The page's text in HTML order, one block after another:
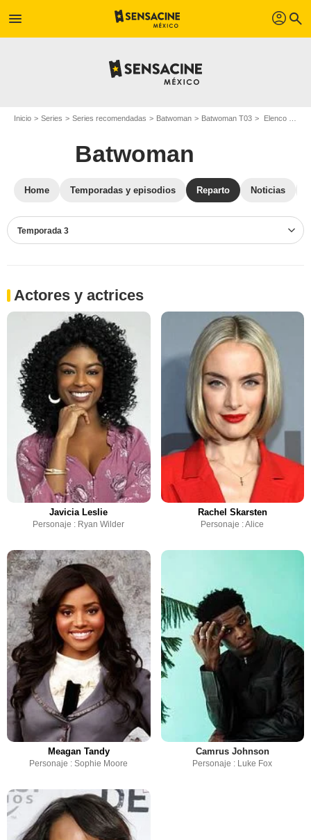
menu profil search
Inicio Series Series recomendadas Batwoman Batwoman T03 Elenco Batwoman T03
Batwoman
Home Temporadas y episodios Reparto Noticias
Temporada 3
Actores y actrices
Javicia Leslie
Personaje : Ryan Wilder
Rachel Skarsten
Personaje : Alice
Meagan Tandy
Personaje : Sophie Moore
Camrus Johnson
Personaje : Luke Fox